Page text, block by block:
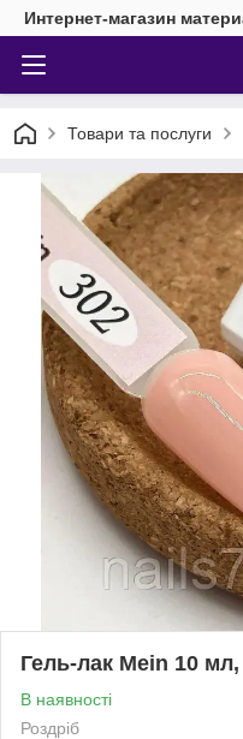
Интернет-магазин
Товари та послуги
Гель-лак Mein 10
В наявності
Роздріб